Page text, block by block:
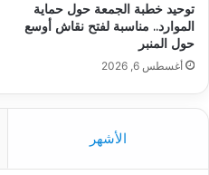
توحيد خطبة الجمعة حول حماية
الموارد.. مناسبة لفتح نقاش أوسع
حول المنبر
أغسطس 6, 2026
الأشهر